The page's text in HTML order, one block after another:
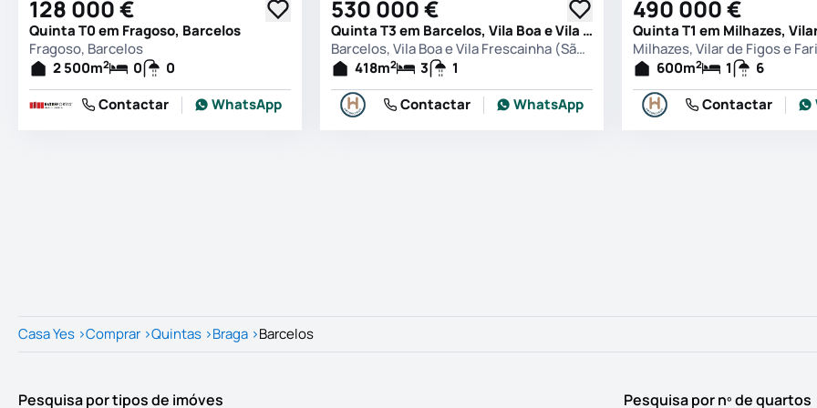
128 000 €
Quinta T0 em Fragoso, Barcelos
Fragoso, Barcelos
2 500m2 0
0
Contactar
WhatsApp
530 000 €
Quinta T3 em Barcelos, Vila Boa e Vila Frescainha (São Martinho e São Pedro), Barcelos
Barcelos, Vila Boa e Vila Frescainha (São Martinho e São Pedro), Barcelos
418m2 3
1
Contactar
WhatsApp
490 000 €
Milhazes, Vilar de Figos e
600m2 1
6
Contactar
Casa Yes >Comprar >Quintas >Braga >Barcelos
Pesquisa por tipos de imóves Pesquisa por nº de quartos